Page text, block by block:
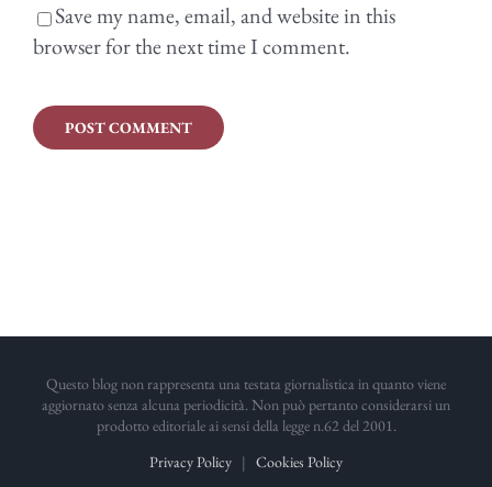
Save my name, email, and website in this
browser for the next time I comment.
Questo blog non rappresenta una testata giornalistica in quanto viene
aggiornato senza alcuna periodicità. Non può pertanto considerarsi un
prodotto editoriale ai sensi della legge n.62 del 2001.
Privacy Policy | Cookies Policy